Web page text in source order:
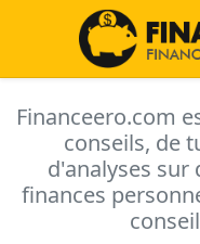
Financeero.com
conseils, de
d'analyses sur
finances